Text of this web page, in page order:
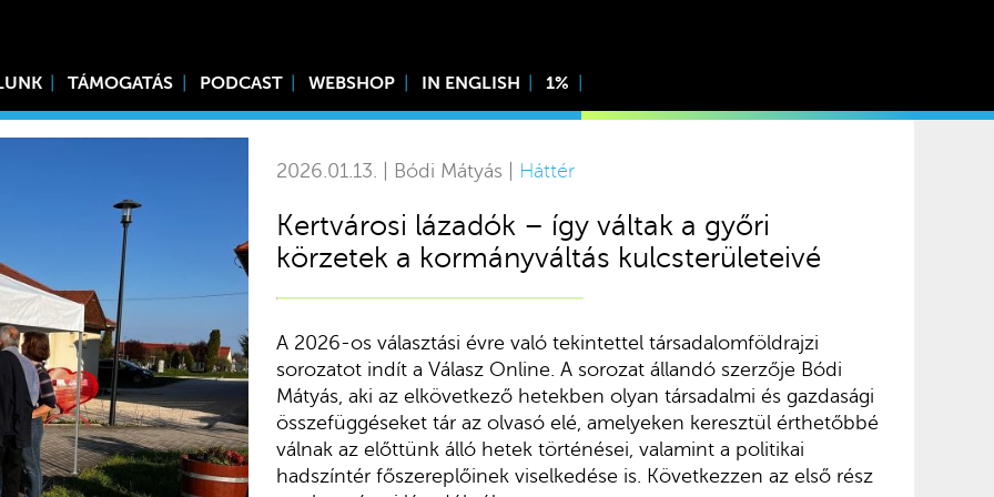
TÁMOGATÁS PODCAST WEBSHOP IN ENGLISH 1%
2026.01.13. | Bódi Mátyás | Háttér
Kertvárosi lázadók – így váltak a győri
körzetek a kormányváltás kulcsterületeivé
A 2026-os választási évre való tekintettel társadalomföldrajzi
sorozatot indít a Válasz Online. A sorozat állandó szerzője Bódi
Mátyás, aki az elkövetkező hetekben olyan társadalmi és gazdasági
összefüggéseket tár az olvasó elé, amelyeken keresztül érthetőbbé
válnak az előttünk álló hetek történései, valamint a politikai
hadszíntér főszereplőinek viselkedése is. Következzen az első rész